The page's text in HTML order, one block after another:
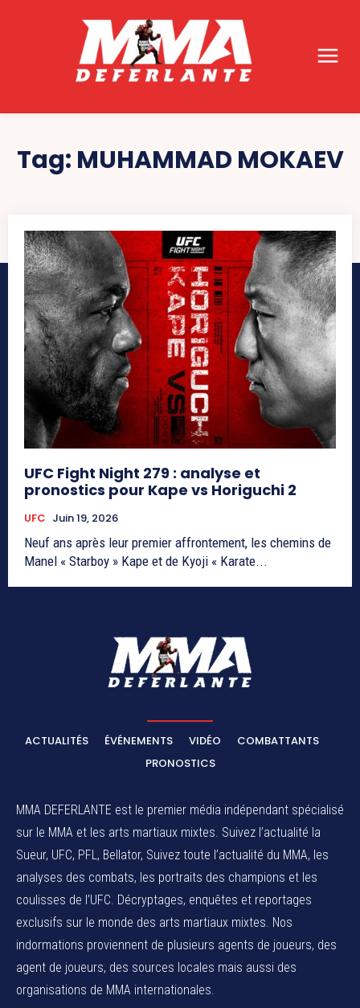
Tag: MUHAMMAD MOKAEV
UFC Fight Night 279 : analyse et
pronostics pour Kape vs Horiguchi 2
UFC Juin 19, 2026
Neuf ans après leur premier affrontement, les chemins de
Manel « Starboy » Kape et de Kyoji « Karate...
ACTUALITÉS ÉVÉNEMENTS VIDÉO
COMBATTANTS
PRONOSTICS
MMA DEFERLANTE est le premier média indépendant spécialisé
sur le MMA et les arts martiaux mixtes. Suivez l’actualité la
Sueur, UFC, PFL, Bellator, Suivez toute l’actualité du MMA, les
analyses des combats, les portraits des champions et les
coulisses de l’UFC. Décryptages, enquêtes et reportages
exclusifs sur le monde des arts martiaux mixtes. Nos
indormations proviennent de plusieurs agents de joueurs, des
agent de joueurs, des sources locales mais aussi des
organisations de MMA internationales.